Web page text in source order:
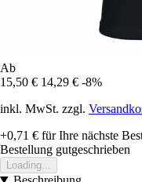
Ab
15,50 € 14,29 € -8%
inkl. MwSt. zzgl.
+0,71 € für Ihre nächste
Bestellung gutgeschrieben
Loading...